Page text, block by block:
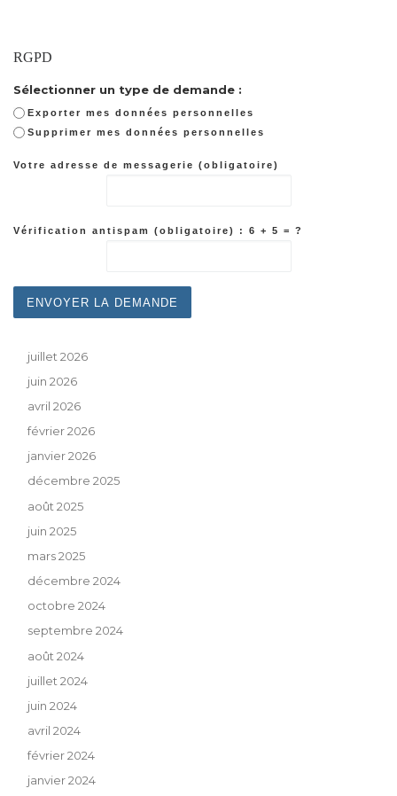
RGPD
Sélectionner un type de demande :
Exporter mes données personnelles
Supprimer mes données personnelles
Votre adresse de messagerie (obligatoire)
Vérification antispam (obligatoire) : 6 + 5 = ?
juillet 2026
juin 2026
avril 2026
février 2026
janvier 2026
décembre 2025
août 2025
juin 2025
mars 2025
décembre 2024
octobre 2024
septembre 2024
août 2024
juillet 2024
juin 2024
avril 2024
février 2024
janvier 2024